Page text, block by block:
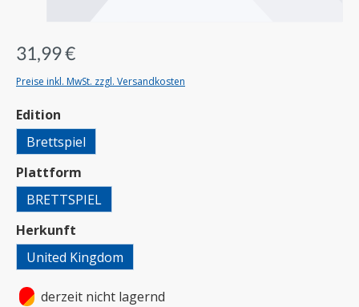
31,99 €
Preise inkl. MwSt. zzgl. Versandkosten
Edition
Brettspiel
Plattform
BRETTSPIEL
Herkunft
United Kingdom
• derzeit nicht lagernd